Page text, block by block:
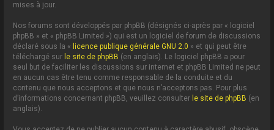
mises à jour.
Nos forums sont développés par phpBB (désignés ci-après par « logiciel
phpBB » et « phpBB Limited ») qui est un logiciel de forum de discussions
déclaré sous la « licence publique générale GNU 2.0 » et qui peut être
téléchargé sur le site de phpBB (en anglais). Le logiciel phpBB a pour
seul but de faciliter les discussions sur internet et phpBB Limited ne peut
en aucun cas être tenu comme responsable de la conduite et du
contenu que nous acceptons et que nous n’acceptons pas. Pour plus
d’informations concernant phpBB, veuillez consulter le site de phpBB (en
anglais).